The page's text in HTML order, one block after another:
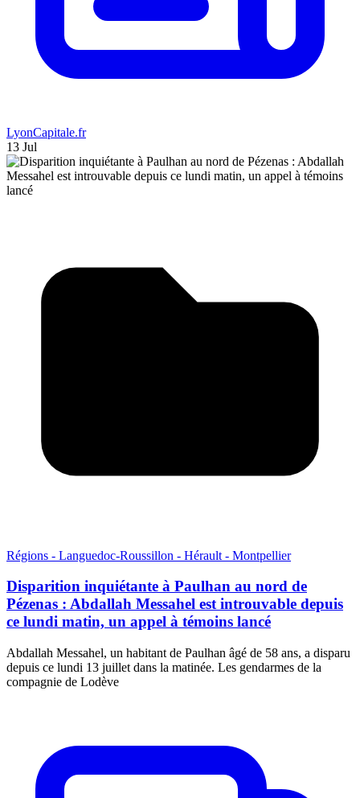
LyonCapitale.fr
13 Jul
Régions - Languedoc-Roussillon - Hérault - Montpellier
Disparition inquiétante à Paulhan au nord de
Pézenas : Abdallah Messahel est introuvable depuis
ce lundi matin, un appel à témoins lancé
Abdallah Messahel, un habitant de Paulhan âgé de 58 ans, a disparu
depuis ce lundi 13 juillet dans la matinée. Les gendarmes de la
compagnie de Lodève